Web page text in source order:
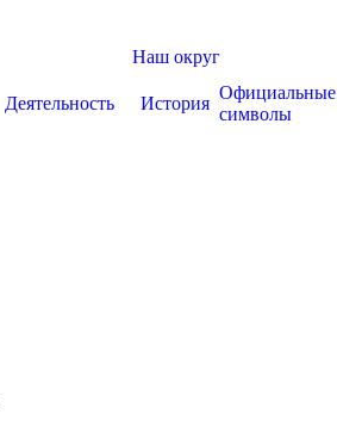
Деятельность
Наш округ
История
Официальные
символы